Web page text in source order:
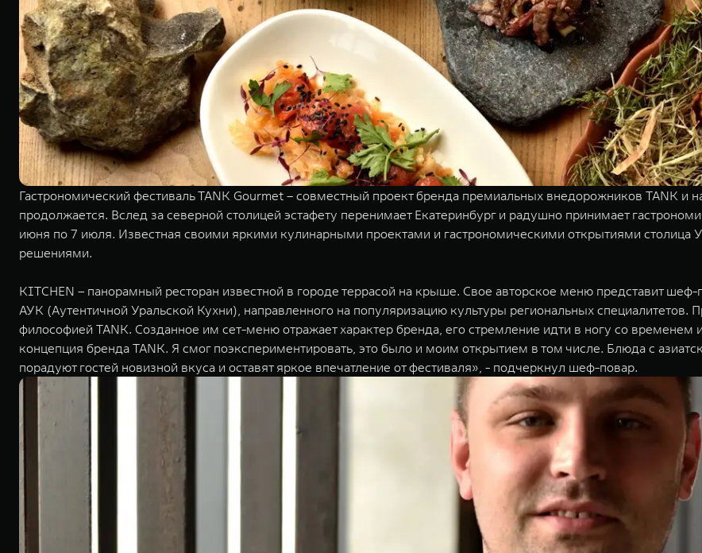
Гастрономический фестиваль TANK Gourmet – совместный проект бренда премиальных внедорожников TANK и
продолжается. Вслед за северной столицей эстафету перенимает Екатеринбург и радушно принимает
июня по 7 июля. Известная своими яркими кулинарными проектами и гастрономическими открытиями
решениями.
KITCHEN – панорамный ресторан известной в городе террасой на крыше. Свое авторское меню представит
АУК (Аутентичной Уральской Кухни), направленного на популяризацию культуры региональных специалитетов.
философией TANK. Созданное им сет-меню отражает характер бренда, его стремление идти в ногу со
концепция бренда TANK. Я смог поэкспериментировать, это было и моим открытием в том числе. Блюда с
порадуют гостей новизной вкуса и оставят яркое впечатление от фестиваля», - подчеркнул шеф-повар.